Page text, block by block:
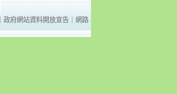
政府網站資料開放宣告｜ 網路